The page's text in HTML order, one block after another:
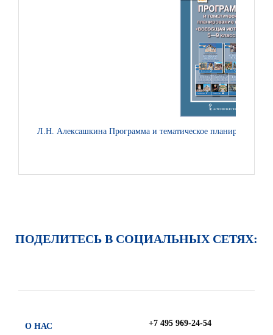
Л.Н. Алексашкина Программа и тематическое планирование
ПОДЕЛИТЕСЬ В СОЦИАЛЬНЫХ СЕТЯХ:
О НАС
+7 495 969-24-54